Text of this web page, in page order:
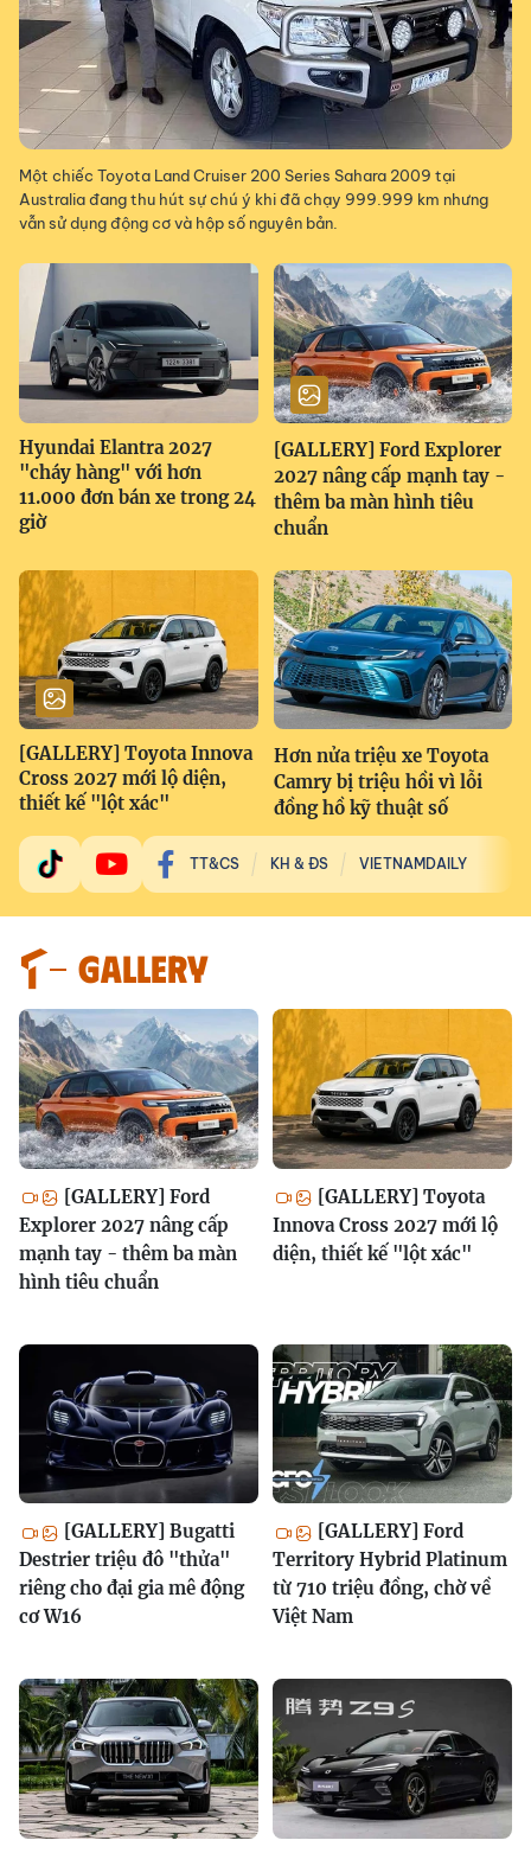
Một chiếc Toyota Land Cruiser 200 Series Sahara 2009 tại
Australia đang thu hút sự chú ý khi đã chạy 999.999 km nhưng
vẫn sử dụng động cơ và hộp số nguyên bản.
Hyundai Elantra 2027
"cháy hàng" với hơn
11.000 đơn bán xe trong 24
giờ
[GALLERY] Ford Explorer
2027 nâng cấp mạnh tay -
thêm ba màn hình tiêu
chuẩn
[GALLERY] Toyota Innova
Cross 2027 mới lộ diện,
thiết kế "lột xác"
Hơn nửa triệu xe Toyota
Camry bị triệu hồi vì lỗi
đồng hồ kỹ thuật số
TT&CS KH & ĐS VIETNAMDAILY
GALLERY
[GALLERY] Ford
Explorer 2027 nâng cấp
mạnh tay - thêm ba màn
hình tiêu chuẩn
[GALLERY] Toyota
Innova Cross 2027 mới lộ
diện, thiết kế "lột xác"
[GALLERY] Bugatti
Destrier triệu đô "thửa"
riêng cho đại gia mê động
cơ W16
[GALLERY] Ford
Territory Hybrid Platinum
từ 710 triệu đồng, chờ về
Việt Nam